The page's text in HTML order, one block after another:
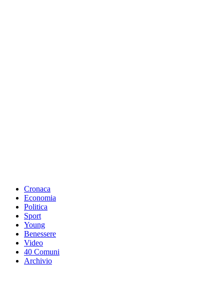
Cronaca
Economia
Politica
Sport
Young
Benessere
Video
40 Comuni
Archivio